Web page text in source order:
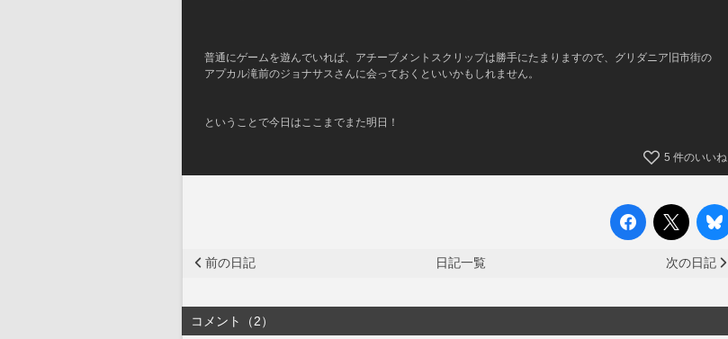
普通にゲームを遊んでいれば、アチーブメントスクリップは勝手にたまりますので、グリダニア旧市街の
アプカル滝前のジョナサスさんに会っておくといいかもしれません。
ということで今日はここまでまた明日！
5 件のいいね
前の日記 日記一覧 次の日記
コメント（2）